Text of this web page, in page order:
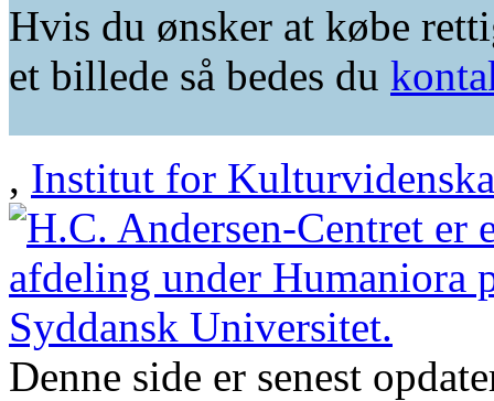
Hvis du ønsker at købe
et billede så bedes du
, Institut for
Denne side er senest